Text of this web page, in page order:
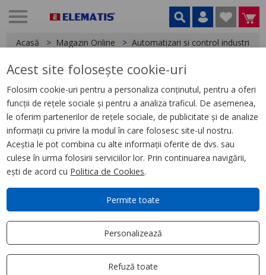
Acasă Magazin Online Automatizari si control industrial
< Relee
Releu Ambrosabil Universal,
Zelio Rum, 3 C/O, 24 V Ca, 10 A,
cu Led
Acest site folosește cookie-uri
Folosim cookie-uri pentru a personaliza conținutul, pentru a oferi
funcții de rețele sociale și pentru a analiza traficul. De asemenea,
le oferim partenerilor de rețele sociale, de publicitate și de analize
informații cu privire la modul în care folosesc site-ul nostru.
Aceștia le pot combina cu alte informații oferite de dvs. sau
culese în urma folosirii serviciilor lor. Prin continuarea navigării,
ești de acord cu Politica de Cookies.
Permite toate
Personalizează
Refuză toate